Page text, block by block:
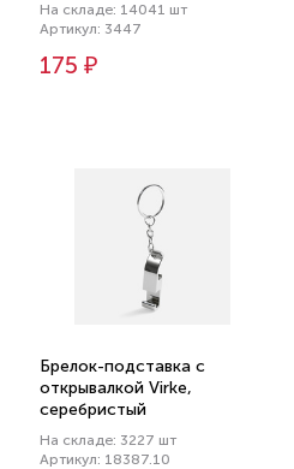
На складе: 14041 шт
Артикул: 3447
175 ₽
Брелок-подставка с
открывалкой Virke,
серебристый
На складе: 3227 шт
Артикул: 18387.10